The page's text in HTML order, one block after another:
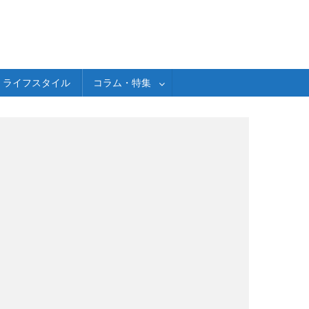
ライフスタイル コラム・特集